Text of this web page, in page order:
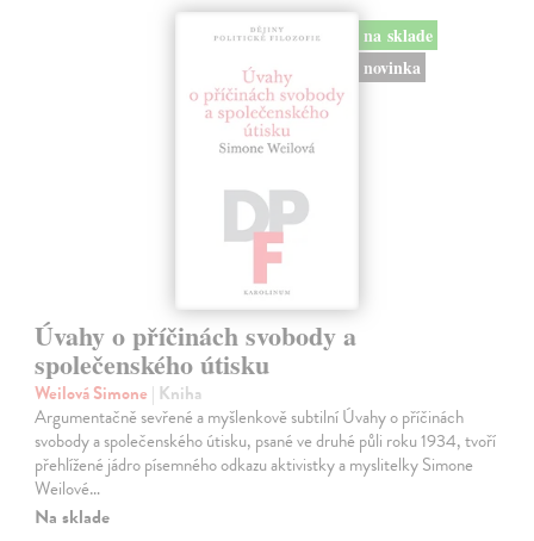
na sklade
novinka
Úvahy o příčinách svobody a
společenského útisku
Weilová Simone | Kniha
Argumentačně sevřené a myšlenkově subtilní Úvahy o příčinách
svobody a společenského útisku, psané ve druhé půli roku 1934, tvoří
přehlížené jádro písemného odkazu aktivistky a myslitelky Simone
Weilové…
Na sklade